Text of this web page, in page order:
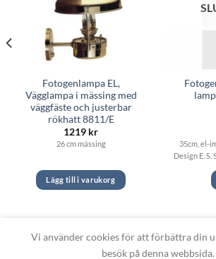
Fotogenlampa EL,
Vägglampa i mässing med
väggfäste och justerbar
rökhatt 8811/E
1219 kr
26 cm mässing
Lägg till i varukorg
35cm, el-
Design E.
Vi använder cookies för att förbättra din
besök på denna webbsida.